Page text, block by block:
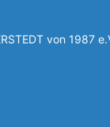
von 1987